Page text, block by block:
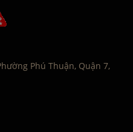
Phú Thuận, Quận 7,